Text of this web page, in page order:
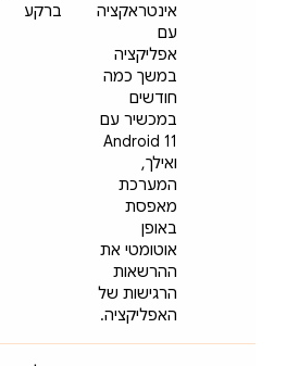
אינטראקציה
עם
אפליקציה
במשך כמה
חודשים
במכשיר עם
Android 11
ואילך,
המערכת
מאפסת
באופן
אוטומטי את
ההרשאות
הרגישות של
האפליקציה.
ברקע